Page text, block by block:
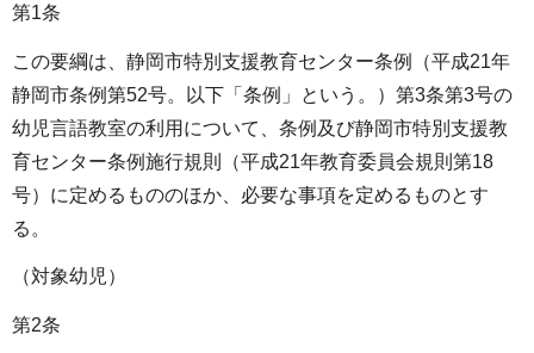
第1条
この要綱は、静岡市特別支援教育センター条例（平成21年
静岡市条例第52号。以下「条例」という。）第3条第3号の
幼児言語教室の利用について、条例及び静岡市特別支援教
育センター条例施行規則（平成21年教育委員会規則第18
号）に定めるもののほか、必要な事項を定めるものとす
る。
（対象幼児）
第2条